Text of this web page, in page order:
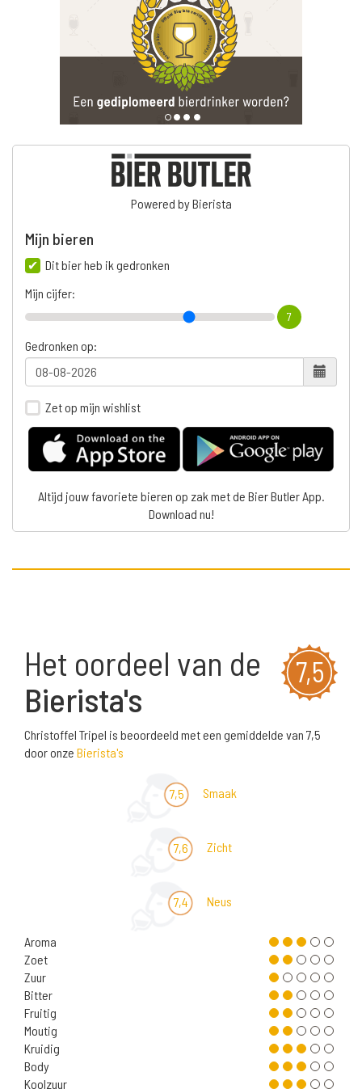
Powered by Bierista
Mijn bieren
Dit bier heb ik gedronken
Mijn cijfer:
7
Gedronken op:
Zet op mijn wishlist
Altijd jouw favoriete bieren op zak met de Bier Butler App.
Download nu!
7,5
Het oordeel van de
Bierista's
Christoffel Tripel is beoordeeld met een gemiddelde van 7,5
door onze Bierista's
7,5 Smaak
7,6 Zicht
7,4 Neus
Aroma
Zoet
Zuur
Bitter
Fruitig
Moutig
Kruidig
Body
Koolzuur